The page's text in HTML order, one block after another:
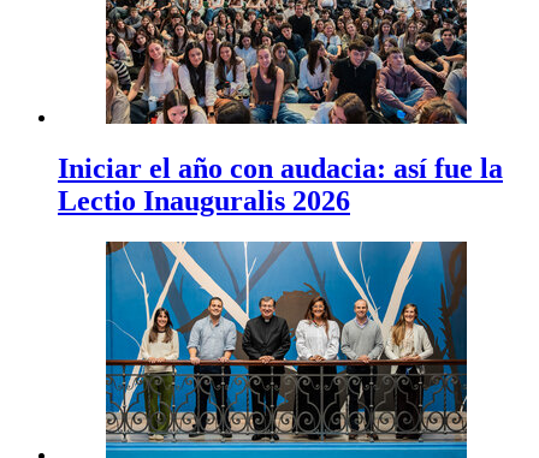
Iniciar el año con audacia: así fue la
Lectio Inauguralis 2026